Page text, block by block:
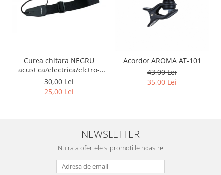
Aceordeoane copii
Acordeoane acustice
Pian copii
Pian Digital
Chitare / Basuri
Chitara Acustica
Chitara Electro-Acustica
Chitara Electrica
Chitara Electrica Set
Curea chitara NEGRU
acustica/electrica/elctro-
acustica/bass
30,00 Lei
25,00 Lei
Acordor AROMA AT-101
43,00 Lei
35,00 Lei
NEWSLETTER
Nu rata ofertele si promotiile noastre